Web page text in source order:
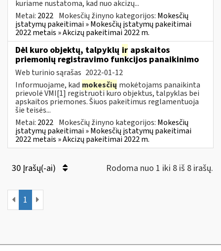
kuriame nustatoma, kad nuo akcizų...
Metai: 2022 Mokesčių žinyno kategorijos: Mokesčių
įstatymų pakeitimai » Mokesčių įstatymų pakeitimai
2022 metais » Akcizų pakeitimai 2022 m.
Dėl kuro objektų, talpyklų ir apskaitos
priemonių registravimo funkcijos panaikinimo
Web turinio sąrašas 2022-01-12
Informuojame, kad mokesčių mokėtojams panaikinta
prievolė VMI[1] registruoti kuro objektus, talpyklas bei
apskaitos priemones. Šiuos pakeitimus reglamentuoja
šie teisės...
Metai: 2022 Mokesčių žinyno kategorijos: Mokesčių
įstatymų pakeitimai » Mokesčių įstatymų pakeitimai
2022 metais » Akcizų pakeitimai 2022 m.
30 Įrašų(-ai) Rodoma nuo 1 iki 8 iš 8 irašų.
1